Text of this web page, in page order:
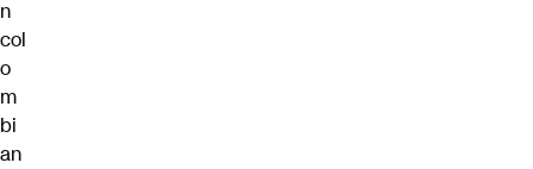
n
col
o
m
bi
an